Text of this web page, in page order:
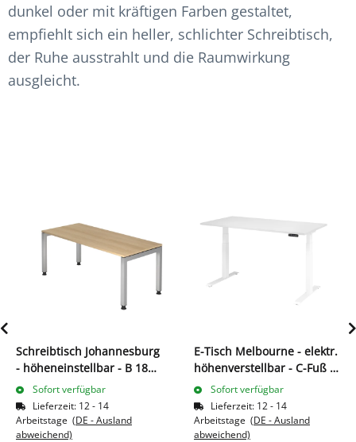
dunkel oder mit kräftigen Farben gestaltet,
empfiehlt sich ein heller, schlichter Schreibtisch,
der Ruhe ausstrahlt und die Raumwirkung
ausgleicht.
Schreibtisch Johannesburg
- höheneinstellbar - B 1800
mm - U-Fuß - eiche
Sofort verfügbar
Lieferzeit: 12 - 14
Arbeitstage (DE - Ausland
abweichend)
E-Tisch Melbourne - elektr.
höhenverstellbar - C-Fuß -
B 1600 mm - weiß/weiß
Sofort verfügbar
Lieferzeit: 12 - 14
Arbeitstage (DE - Ausland
abweichend)